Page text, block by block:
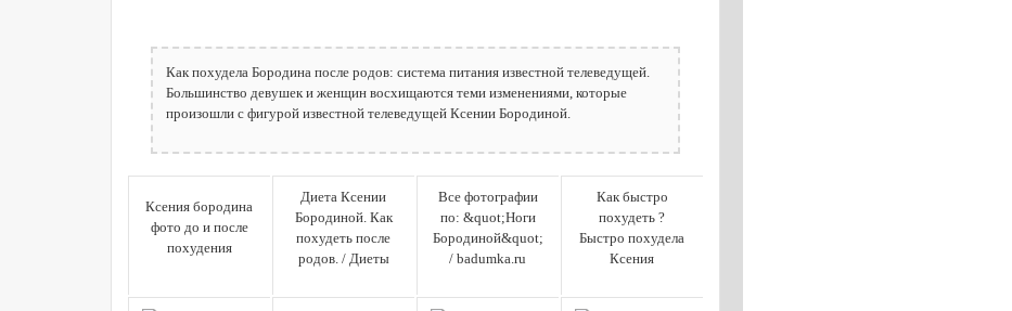
Как похудела Бородина после родов: система питания известной телеведущей.
Большинство девушек и женщин восхищаются теми изменениями, которые
произошли с фигурой известной телеведущей Ксении Бородиной.
Ксения бородина
фото до и после
похудения
Диета Ксении
Бородиной. Как
похудеть после
родов. / Диеты
Все фотографии
по: &quot;Ноги
Бородиной&quot;
/ badumka.ru
Как быстро
похудеть ?
Быстро похудела
Ксения